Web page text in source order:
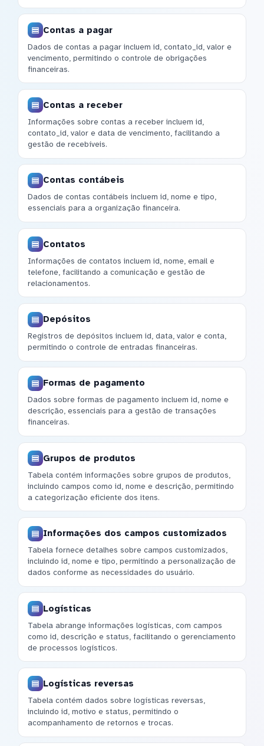
Contas a pagar
Dados de contas a pagar incluem id, contato_id, valor e
vencimento, permitindo o controle de obrigações
financeiras.
Contas a receber
Informações sobre contas a receber incluem id,
contato_id, valor e data de vencimento, facilitando a
gestão de recebíveis.
Contas contábeis
Dados de contas contábeis incluem id, nome e tipo,
essenciais para a organização financeira.
Contatos
Informações de contatos incluem id, nome, email e
telefone, facilitando a comunicação e gestão de
relacionamentos.
Depósitos
Registros de depósitos incluem id, data, valor e conta,
permitindo o controle de entradas financeiras.
Formas de pagamento
Dados sobre formas de pagamento incluem id, nome e
descrição, essenciais para a gestão de transações
financeiras.
Grupos de produtos
Tabela contém informações sobre grupos de produtos,
incluindo campos como id, nome e descrição, permitindo
a categorização eficiente dos itens.
Informações dos campos customizados
Tabela fornece detalhes sobre campos customizados,
incluindo id, nome e tipo, permitindo a personalização de
dados conforme as necessidades do usuário.
Logísticas
Tabela abrange informações logísticas, com campos
como id, descrição e status, facilitando o gerenciamento
de processos logísticos.
Logísticas reversas
Tabela contém dados sobre logísticas reversas,
incluindo id, motivo e status, permitindo o
acompanhamento de retornos e trocas.